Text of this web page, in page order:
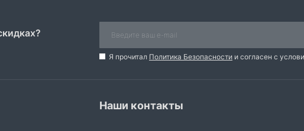
Я прочитал Политика Безопасности и согласен с
Наши контакты